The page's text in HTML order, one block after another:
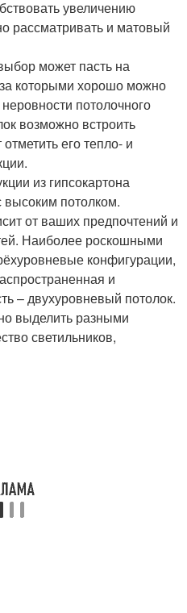
увеличению
рассматривать и матовый
может пасть на
которыми хорошо можно
потолочного
возможно встроить
его тепло- и
из гипсокартона
высоким потолком.
от ваших предпочтений и
Наиболее роскошными
конфигурации,
и
– двухуровневый потолок.
выделить разными
светильников,